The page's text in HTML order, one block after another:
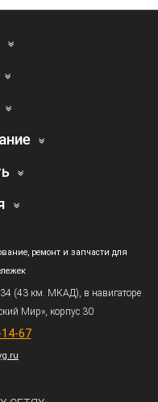
ремонт и запчасти для
(43км. МКАД), в навигаторе
Мир», корпус 30
67